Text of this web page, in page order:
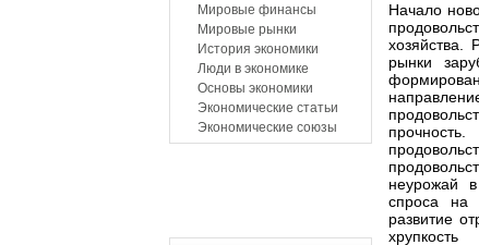
Мировые финансы
Мировые рынки
История экономики
Люди в экономике
Основы экономики
Экономические статьи
Экономические союзы
Начало
хозяйства.
рынки
неурожай
спроса на
развитие